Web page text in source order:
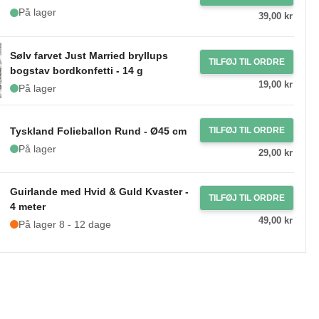
På lager
39,00 kr
Sølv farvet Just Married bryllups
bogstav bordkonfetti - 14 g
På lager
TILFØJ TIL ORDRE
19,00 kr
Tyskland Folieballon Rund - Ø45 cm
På lager
TILFØJ TIL ORDRE
29,00 kr
Guirlande med Hvid & Guld Kvaster -
4 meter
På lager 8 - 12 dage
TILFØJ TIL ORDRE
49,00 kr